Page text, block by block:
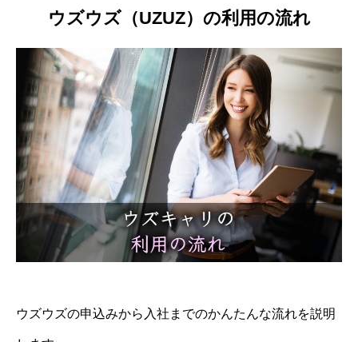
ウズウズ（UZUZ）の利用の流れ
ウズウズの申込みから入社までのかんたんな流れを説明